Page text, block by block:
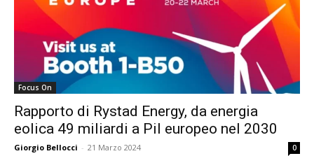
Focus On
Rapporto di Rystad Energy, da energia
eolica 49 miliardi a Pil europeo nel 2030
Giorgio Bellocci - 21 Marzo 2024 0